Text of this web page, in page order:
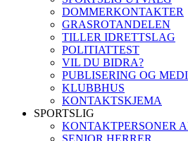
DOMMERKONTAKTER
GRASROTANDELEN
TILLER IDRETTSLAG
POLITIATTEST
VIL DU BIDRA?
PUBLISERING OG
KLUBBHUS
KONTAKTSKJEMA
SPORTSLIG
KONTAKTPERSONER
SENIOR HERRER